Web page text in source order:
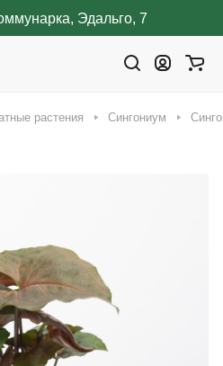
Эдальго, 7
растения Сингониум